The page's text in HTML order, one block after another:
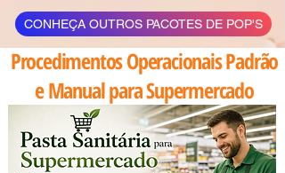
CONHEÇA OUTROS PACOTES DE POP'S
Procedimentos Operacionais Padrão
e Manual para Supermercado